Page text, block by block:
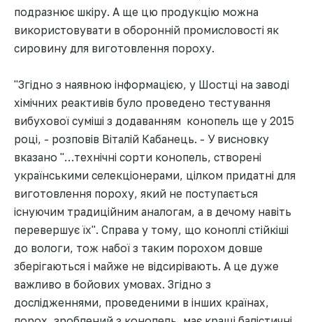
подразнює шкіру. А ще цю продукцію можна
використовувати в оборонній промисловості як
сировину для виготовлення пороху.
"Згідно з наявною інформацією, у Шостці на заводі
хімічних реактивів було проведено тестування
вибухової суміші з додаванням конопель ще у 2015
році, - розповів Віталій Кабанець. - У висновку
вказано "…технічні сорти конопель, створені
українськими селекціонерами, цілком придатні для
виготовлення пороху, який не поступається
існуючим традиційним аналогам, а в дечому навіть
перевершує їх". Справа у тому, що коноплі стійкіші
до вологи, тож набої з таким порохом довше
зберігаються і майже не відсирівають. А це дуже
важливо в бойових умовах. Згідно з
дослідженнями, проведеними в інших країнах,